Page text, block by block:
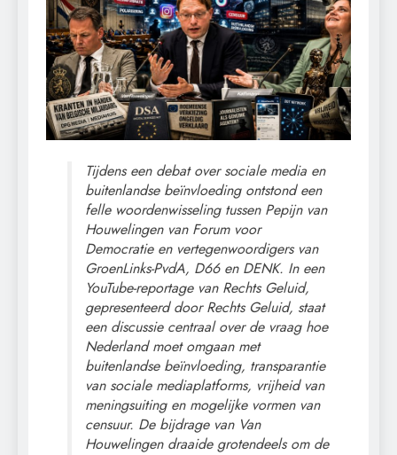
Tijdens een debat over sociale media en
buitenlandse beïnvloeding ontstond een
felle woordenwisseling tussen Pepijn van
Houwelingen van Forum voor
Democratie en vertegenwoordigers van
GroenLinks-PvdA, D66 en DENK. In een
YouTube-reportage van Rechts Geluid,
gepresenteerd door Rechts Geluid, staat
een discussie centraal over de vraag hoe
Nederland moet omgaan met
buitenlandse beïnvloeding, transparantie
van sociale mediaplatforms, vrijheid van
meningsuiting en mogelijke vormen van
censuur. De bijdrage van Van
Houwelingen draaide grotendeels om de